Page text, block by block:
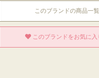
このブランドの商品一
このブランドをお気に入